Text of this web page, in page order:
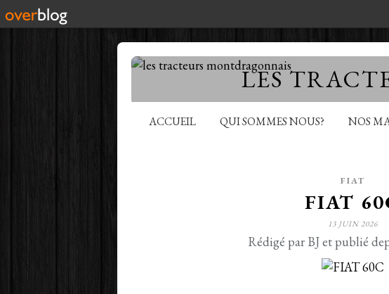
LES
ACCUEIL QUI SOMMES NOUS? NOS
FIAT
FIAT
13 JUIN 2026
Rédigé par BJ et publié